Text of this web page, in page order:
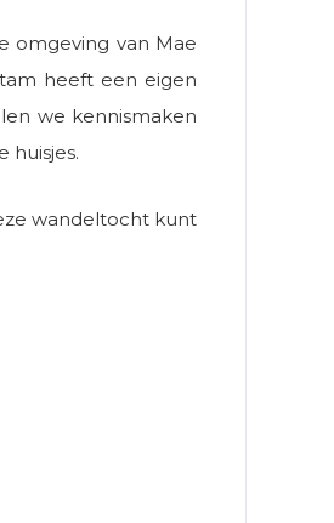
omgeving van Mae
heeft een eigen
we kennismaken
huisjes.
wandeltocht kunt